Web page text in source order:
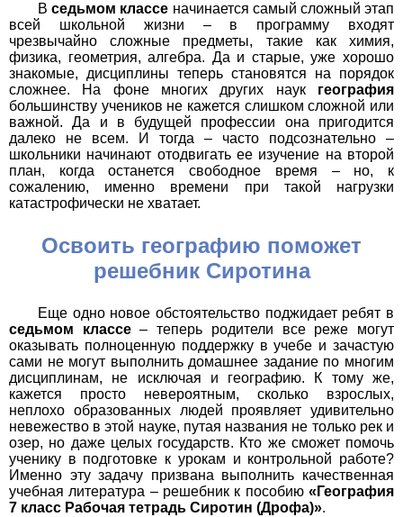
Вседьмом классе начинается самый сложный этап
всей школьной жизни – в программу входят
чрезвычайно сложные предметы, такие как химия,
физика, геометрия, алгебра. Да и старые, уже хорошо
знакомые, дисциплины теперь становятся на порядок
сложнее. На фоне многих других наук география
большинству учеников не кажется слишком сложной или
важной. Да и в будущей профессии она пригодится
далеко не всем. И тогда – часто подсознательно –
школьники начинают отодвигать ее изучение на второй
план, когда останется свободное время – но, к
сожалению, именно времени при такой нагрузки
катастрофически не хватает.
Освоить географию поможет
решебник Сиротина
Еще одно новое обстоятельство поджидает ребят в
седьмом классе– теперь родители все реже могут
оказывать полноценную поддержку в учебе и зачастую
сами не могут выполнить домашнее задание по многим
дисциплинам, не исключая и географию. К тому же,
кажется просто невероятным, сколько взрослых,
неплохо образованных людей проявляет удивительно
невежество в этой науке, путая названия не только рек и
озер, но даже целых государств. Кто же сможет помочь
ученику в подготовке к урокам и контрольной работе?
Именно эту задачу призвана выполнить качественная
учебная литература – решебник к пособию «География
7 класс Рабочая тетрадь Сиротин (Дрофа)».